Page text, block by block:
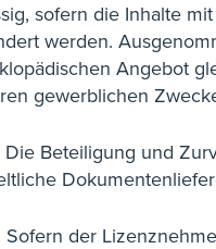
sofern die Inhalte
werden.
Angebot
gewerblichen
Die Beteiligung und
Sofern der